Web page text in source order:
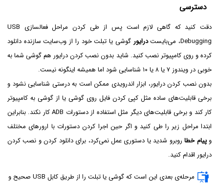
دسترسی
دقت کنید که گاهی لازم است پس از طی کردن مراحل فعالسازی USB
Debugging، می‌بایست
درایور گوشی یا تبلت خود را از وب‌سایت سازنده دانلود
کرده و روی کامپیوتر نصب کنید. شاید بدون نصب کردن درایور هم گوشی شما به
خوبی در ویندوز ۷ یا ۸ یا ۱۰ شناسایی شود اما همیشه اینگونه نیست.
بدون نصب کردن درایور، ابزار اندرویدی ممکن است به درستی شناسایی نشود و
برخی قابلیت‌های ساده مثل کپی کردن فایل روی گوشی یا از گوشی به کامپیوتر
کار کند و برخی قابلیت‌های دیگر مثل استفاده از دستورات ADB کار نکند. بنابراین
ابتدا مراحل زیر را طی کنید و اگر حین اجرا کردن دستورات با ارورهای مختلف
وپیام خطاروبرو شدید یا دستوری عمل نمی‌کرد، برای دانلود کردن و نصب کردن
درایور اقدام کنید.
مرحله‌ی بعدی این است که گوشی یا تبلت را از طریق کابل USB صحیح و